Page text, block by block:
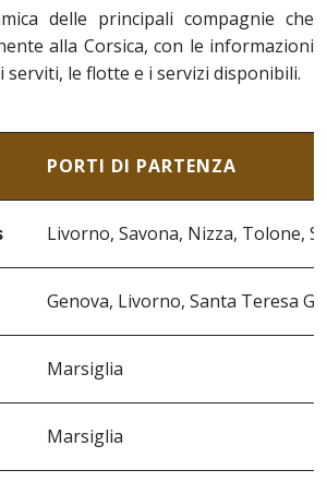
delle principali compagnie che
alla Corsica, con le informazioni
serviti, le flotte e i servizi disponibili.
PORTI DI PARTENZA
Livorno, Savona, Nizza, Tolone,
Genova, Livorno, Santa Teresa
Marsiglia
Marsiglia